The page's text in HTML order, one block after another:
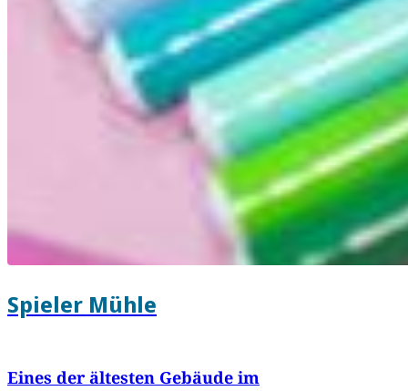
Spieler Mühle
Eines der ältesten Gebäude im